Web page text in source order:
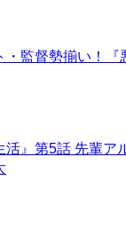
・監督勢揃い！
活』第5話 先輩